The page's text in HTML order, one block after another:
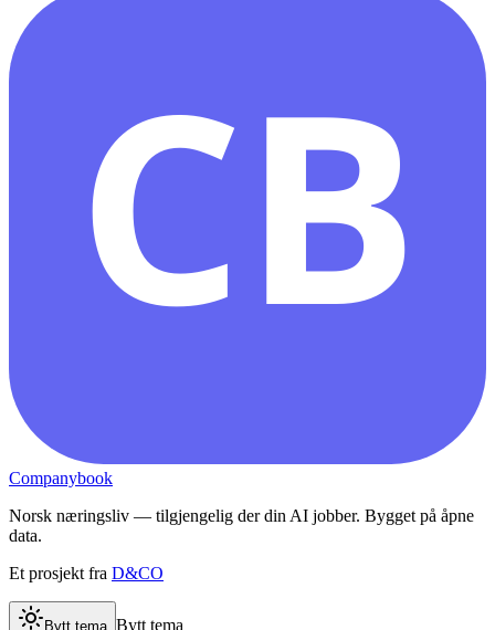
CB
Companybook
Norsk næringsliv — tilgjengelig der din AI jobber. Bygget på åpne
data.
Et prosjekt fra D&CO
Bytt tema Bytt tema